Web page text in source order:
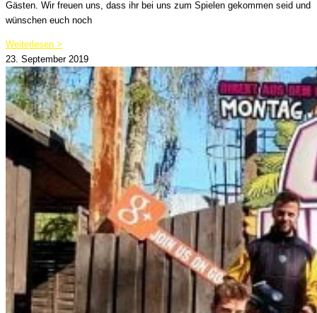
Gästen. Wir freuen uns, dass ihr bei uns zum Spielen gekommen seid und
wünschen euch noch
Weiterlesen >
23. September 2019